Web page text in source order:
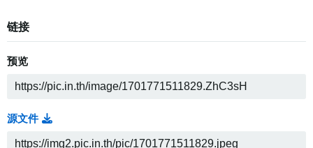
链接
预览
源文件